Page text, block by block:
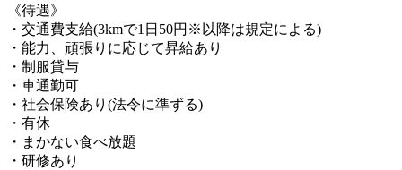
《待遇》
・交通費支給(3kmで1日50円※以降は規定による)
・能力、頑張りに応じて昇給あり
・制服貸与
・車通勤可
・社会保険あり(法令に準ずる)
・有休
・まかない食べ放題
・研修あり